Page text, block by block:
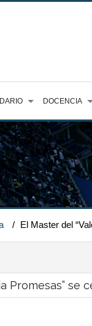
DOCENCIA
/ El Master del
Promesas” se